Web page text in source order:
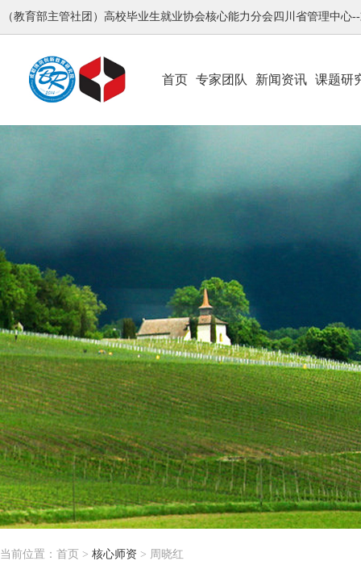
（教育部主管社团）高校毕业生就业协会核心能力分会四川省管理中心
首页 专家团队 新闻资讯 课题研
当前位置： 首页 > 核心师资 > 周晓红